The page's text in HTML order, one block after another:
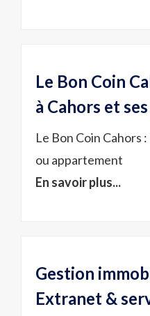
Le Bon Coin
à Cahors et
Le Bon Coin Cahors
ou appartement
En savoir plus...
Gestion
Extranet &